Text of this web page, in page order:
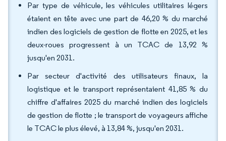
Par type de véhicule, les véhicules utilitaires légers
étaient en tête avec une part de 46,20 % du marché
indien des logiciels de gestion de flotte en 2025, et les
deux-roues progressent à un TCAC de 13,92 %
jusqu'en 2031.
Par secteur d'activité des utilisateurs finaux, la
logistique et le transport représentaient 41,85 % du
chiffre d'affaires 2025 du marché indien des logiciels
de gestion de flotte ; le transport de voyageurs affiche
le TCAC le plus élevé, à 13,84 %, jusqu'en 2031.